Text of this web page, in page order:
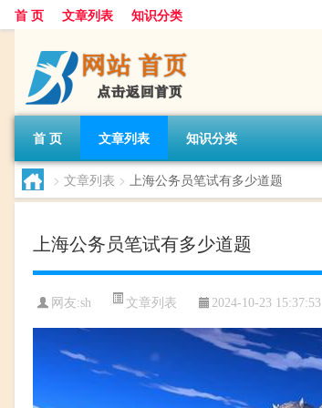
首 页 文章列表 知识分类
首 页 文章列表 知识分类
> 文章列表 > 上海公务员笔试有多少道题
上海公务员笔试有多少道题
网友:sh 文章列表 2024-10-23 15:37:53